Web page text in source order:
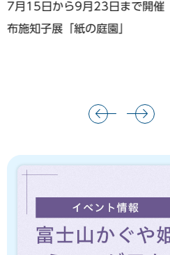
前のスラ
7月15日から9月23日まで開催
布施知子展「紙の庭園」